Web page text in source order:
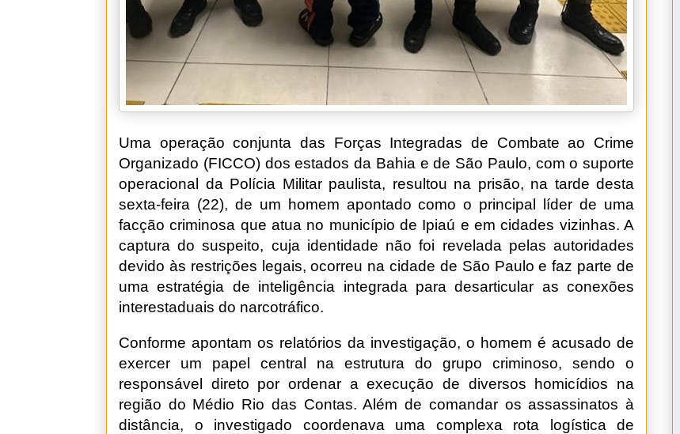
Uma operação conjunta das Forças Integradas de Combate ao Crime
Organizado (FICCO) dos estados da Bahia e de São Paulo, com o suporte
operacional da Polícia Militar paulista, resultou na prisão, na tarde desta
sexta-feira (22), de um homem apontado como o principal líder de uma
facção criminosa que atua no município de Ipiaú e em cidades vizinhas. A
captura do suspeito, cuja identidade não foi revelada pelas autoridades
devido às restrições legais, ocorreu na cidade de São Paulo e faz parte de
uma estratégia de inteligência integrada para desarticular as conexões
interestaduais do narcotráfico.
Conforme apontam os relatórios da investigação, o homem é acusado de
exercer um papel central na estrutura do grupo criminoso, sendo o
responsável direto por ordenar a execução de diversos homicídios na
região do Médio Rio das Contas. Além de comandar os assassinatos à
distância, o investigado coordenava uma complexa rota logística de